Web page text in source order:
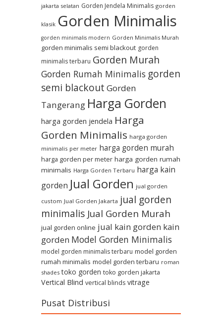
jakarta selatan Gorden Jendela Minimalis gorden
klasik Gorden Minimalis
gorden minimalis modern Gorden Minimalis Murah
gorden minimalis semi blackout gorden
minimalis terbaru Gorden Murah
Gorden Rumah Minimalis gorden
semi blackout Gorden
Tangerang Harga Gorden
harga gorden jendela Harga
Gorden Minimalis harga gorden
minimalis per meter harga gorden murah
harga gorden per meter harga gorden rumah
minimalis Harga Gorden Terbaru harga kain
gorden Jual Gorden jual gorden
custom Jual Gorden Jakarta jual gorden
minimalis Jual Gorden Murah
jual gorden online jual kain gorden kain
gorden Model Gorden Minimalis
model gorden minimalis terbaru model gorden
rumah minimalis model gorden terbaru roman
shades toko gorden toko gorden jakarta
Vertical Blind vertical blinds vitrage
Pusat Distribusi